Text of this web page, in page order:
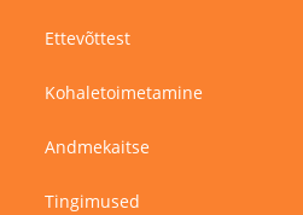
Ettevõttest
Kohaletoimetamine
Andmekaitse
Tingimused